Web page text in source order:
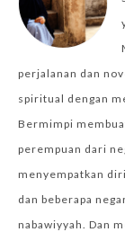
perjalanan dan
spiritual dengan
Bermimpi
perempuan dari
menyempatkan
dan beberapa
nabawiyyah. Dan